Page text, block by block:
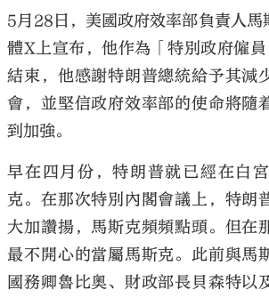
大公文匯
5月28日，美國政府效率部負責人馬
體X上宣布，他作為「特別政府僱
結束，他感謝特朗普總統給予其減
會，並堅信政府效率部的使命將隨
到加強。
早在四月份，特朗普就已經在白
克。在那次特別內閣會議上，特朗
大加讚揚，馬斯克頻頻點頭。但在
最不開心的當屬馬斯克。此前與馬
國務卿魯比奧、財政部長貝森特以